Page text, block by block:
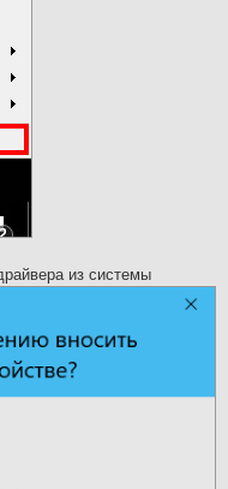
из системы